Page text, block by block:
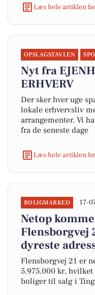
Læs hele artiklen
OPSLAGSTAVLEN
Nyt fra
ERHVERV
Der sker hver uge
lokale erhvervsliv
arrangementer. Vi
fra de seneste dage
Læs hele artiklen
BOLIGMARKED 17-
Netop
Flensborgvej
dyreste
Flensborgvej 21 er
5.975.000 kr,
boliger til salg i